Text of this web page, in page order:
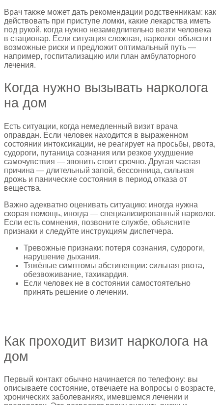
Врач также может дать рекомендации родственникам: как
действовать при приступе ломки, какие лекарства иметь
под рукой, когда нужно незамедлительно везти человека
в стационар. Если ситуация сложная, нарколог объяснит
возможные риски и предложит оптимальный путь —
например, госпитализацию или план амбулаторного
лечения.
Когда нужно вызывать нарколога
на дом
Есть ситуации, когда немедленный визит врача
оправдан. Если человек находится в выраженном
состоянии интоксикации, не реагирует на просьбы, рвота,
судороги, путаница сознания или резкое ухудшение
самочувствия — звонить стоит срочно. Другая частая
причина — длительный запой, бессонница, сильная
дрожь и панические состояния в период отказа от
вещества.
Важно адекватно оценивать ситуацию: иногда нужна
скорая помощь, иногда — специализированный нарколог.
Если есть сомнения, позвоните службе, объясните
признаки и следуйте инструкциям диспетчера.
Тревожные признаки: потеря сознания, судороги,
нарушение дыхания.
Тяжёлые симптомы абстиненции: сильная рвота,
обезвоживание, тахикардия.
Если человек не в состоянии самостоятельно
принять решение о лечении.
Как проходит визит нарколога на
дом
Первый контакт обычно начинается по телефону: вы
описываете состояние, отвечаете на вопросы о возрасте,
хронических заболеваниях, имевшемся лечении и